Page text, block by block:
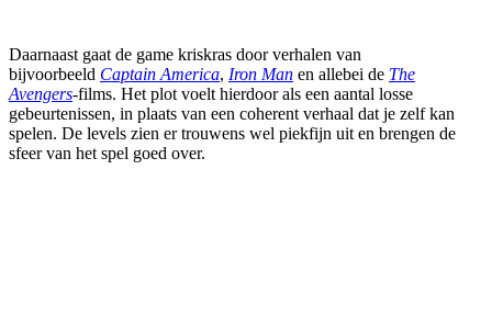
Daarnaast gaat de game kriskras door verhalen van
bijvoorbeeld Captain America, Iron Man en allebei de The
Avengers-films. Het plot voelt hierdoor als een aantal losse
gebeurtenissen, in plaats van een coherent verhaal dat je zelf kan
spelen. De levels zien er trouwens wel piekfijn uit en brengen de
sfeer van het spel goed over.